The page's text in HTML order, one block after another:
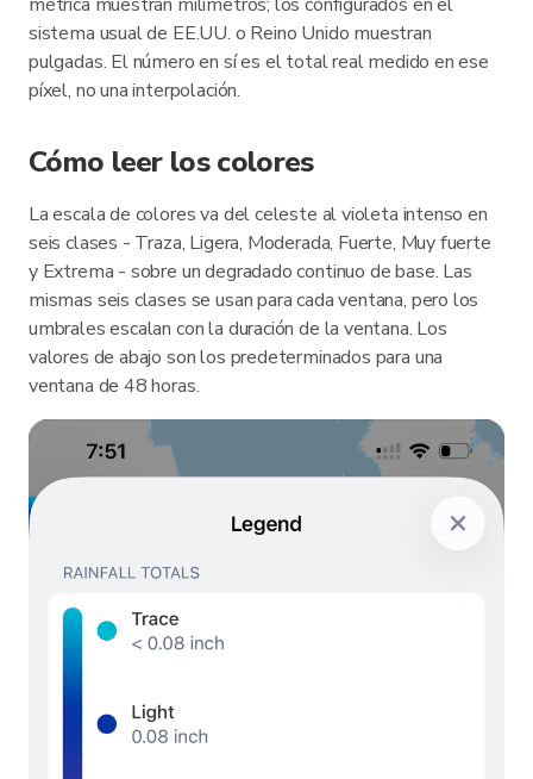
sistema usual de EE.UU. o Reino Unido muestran
pulgadas. El número en sí es el total real medido en ese
píxel, no una interpolación.
Cómo leer los colores
La escala de colores va del celeste al violeta intenso en
seis clases - Traza, Ligera, Moderada, Fuerte, Muy fuerte
y Extrema - sobre un degradado continuo de base. Las
mismas seis clases se usan para cada ventana, pero los
umbrales escalan con la duración de la ventana. Los
valores de abajo son los predeterminados para una
ventana de 48 horas.